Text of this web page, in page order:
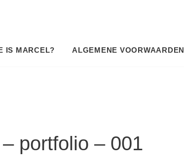
IS MARCEL? ALGEMENE VOORWAARDEN
– portfolio – 001